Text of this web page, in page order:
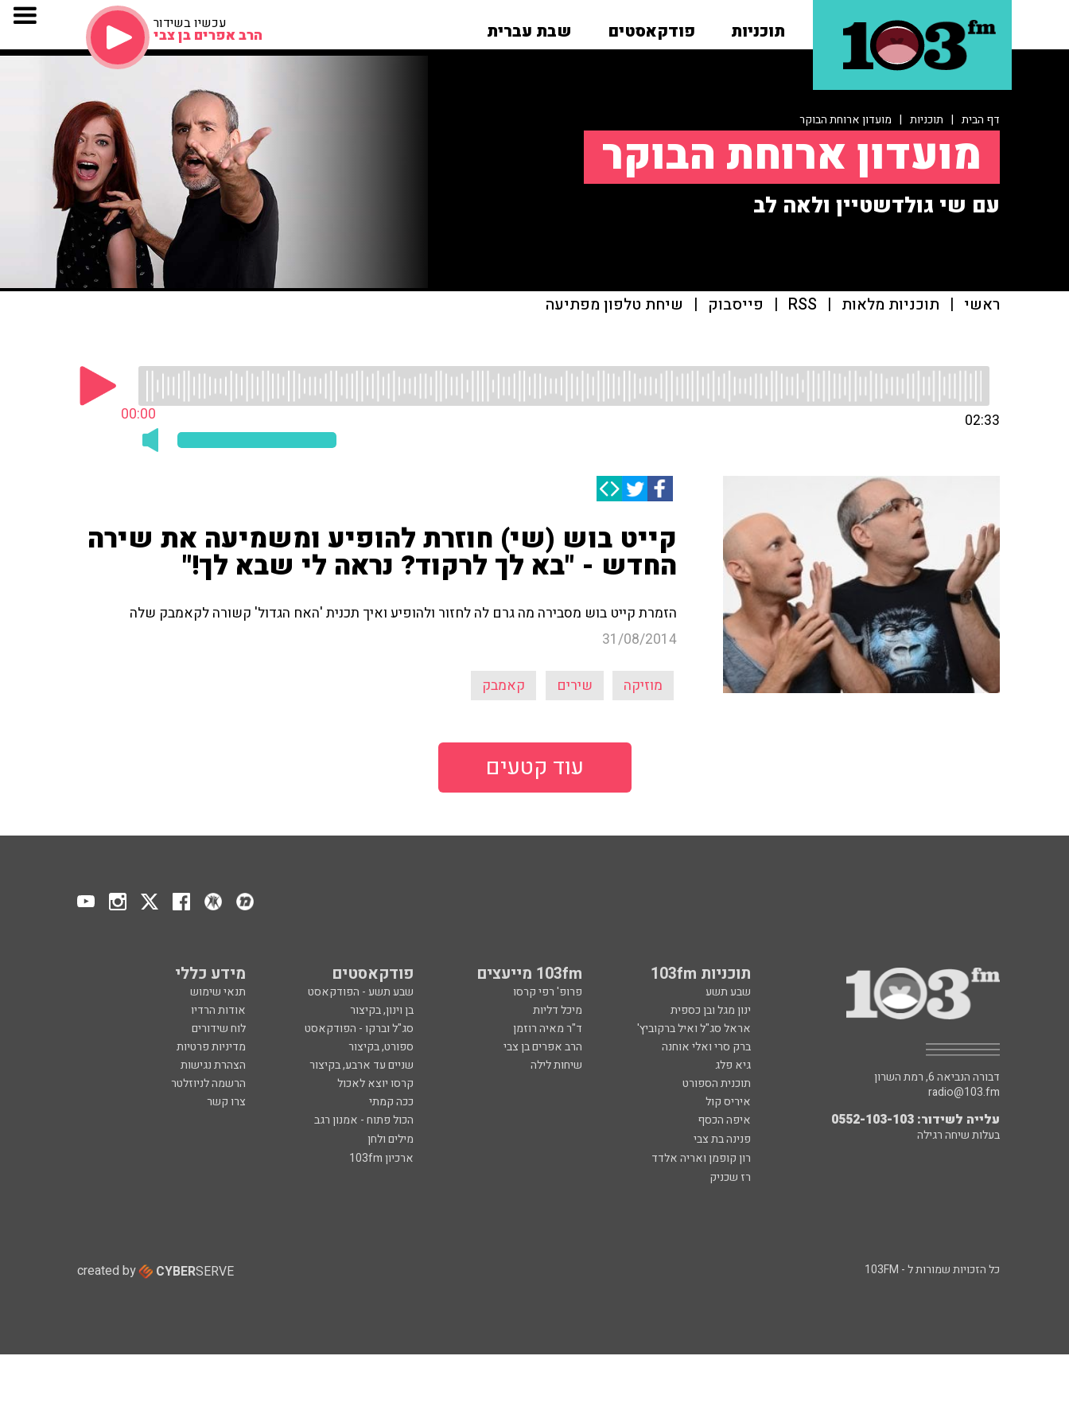
תוכניות פודקאסטים שבת עברית עכשיו בשידור
הרב אפרים בן צבי
דף הבית | תוכניות | מועדון ארוחת הבוקר
מועדון ארוחת הבוקר
עם שי גולדשטיין ולאה לב
ראשי | תוכניות מלאות |
RSS
| פייסבוק | שיחת טלפון מפתיעה
00:00 02:33
קייט בוש (שי) חוזרת להופיע ומשמיעה את שירה
החדש - "בא לך לרקוד? נראה לי שבא לך!"
הזמרת קייט בוש מסבירה מה גרם לה לחזור ולהופיע ואיך תכנית 'האח הגדול' קשורה לקאמבק שלה
31/08/2014
מוזיקה שירים קאמבק
עוד קטעים
תוכניות 103fm 103fm מייעצים פודקאסטים מידע כללי
שבע תשע פרופ' רפי קרסו שבע תשע - הפודקאסט
תנאי שימוש
ינון מגל ובן כספית
מיכל דליות בן וינון, בקיצור
אודות הרדיו
אראל סג"ל ואיל ברקוביץ'
ד"ר מאיה רוזמן סג"ל וברקו - הפודקאסט
לוח שידורים
ברק סרי ואלי אוחנה
הרב אפרים בן צבי ספורט, בקיצור
מדיניות פרטיות
גיא פלג
שיחות לילה שניים עד ארבע, בקיצור
הצהרת נגישות
תוכנית הספורט
קרסו יוצא לאכול
הרשמה לניוזלטר
איריס קול
ככה קמתי
צרו קשר
איפה הכסף
הכול פתוח - אמנון רגב
פנינה בת צבי
מילים ולחן
רון קופמן ואריה אלדד
ארכיון 103fm
רז שכניק
דבורה הנביאה 6, רמת השרון
radio@103.fm
עלייה לשידור: 0552-103-103
בעלות שיחה רגילה
כל הזכויות שמורות ל - 103FM created by CYBERSERVE